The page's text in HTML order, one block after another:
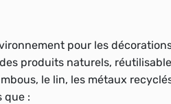
pour les
produits naturels,
le lin, les métaux
que :